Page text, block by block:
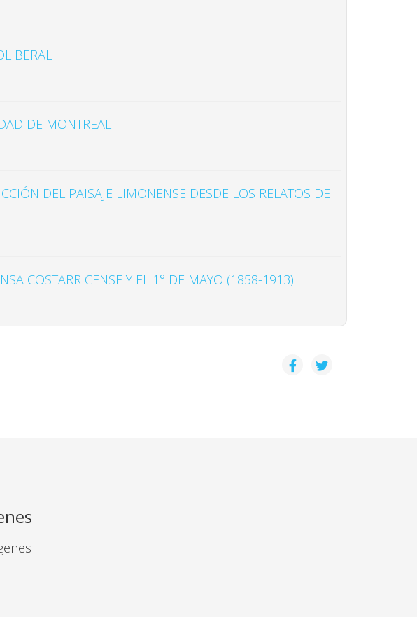
DE MONTREAL
DEL PAISAJE LIMONENSE DESDE LOS RELATOS DE
COSTARRICENSE Y EL 1° DE MAYO (1858-1913)